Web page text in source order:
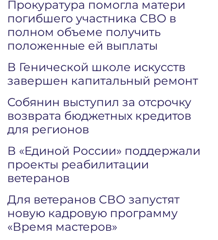
Прокуратура помогла матери
погибшего участника СВО в
полном объеме получить
положенные ей выплаты
В Генической школе искусств
завершен капитальный ремонт
Собянин выступил за отсрочку
возврата бюджетных кредитов
для регионов
В «Единой России» поддержали
проекты реабилитации
ветеранов
Для ветеранов СВО запустят
новую кадровую программу
«Время мастеров»